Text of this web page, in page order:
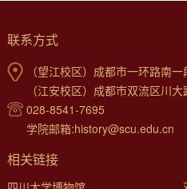
联系方式
（望江校区）成都市一环路南
（江安校区）成都市双流区川
028-8541-7695
学院邮箱:history@scu.edu.cn
相关链接